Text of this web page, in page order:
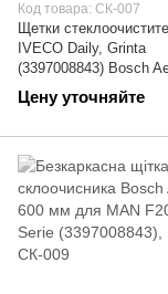
Код товара: СК-007
Щетки
IVECO Daily, Grinta
(3397008843) Bosch
600 мм (дворники) |
Цену уточняйте